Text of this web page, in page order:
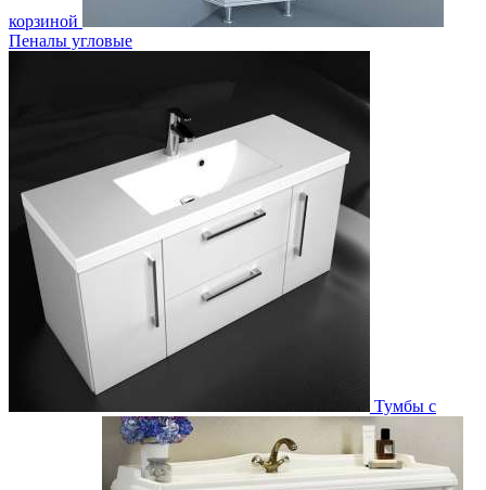
корзиной
Пеналы угловые
Тумбы с